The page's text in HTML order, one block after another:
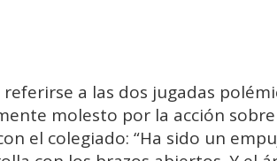
a las dos jugadas
molesto por la acción sobre
el colegiado: “Ha sido un